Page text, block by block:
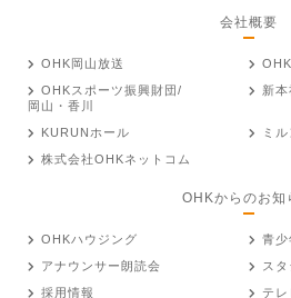
会社概要
OHK岡山放送
OHKスポーツ振興財団/
岡山・香川
新本
KURUNホール
ミル
株式会社OHKネットコム
OHKからのお知
OHKハウジング
青少
アナウンサー朗読会
ス
採用情報
テレ